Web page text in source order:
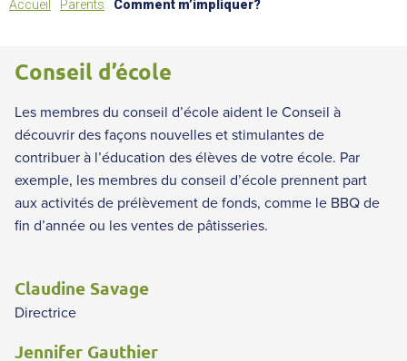
Accueil Parents Comment m’impliquer?
Conseil d’école
Les membres du conseil d’école aident le Conseil à
découvrir des façons nouvelles et stimulantes de
contribuer à l’éducation des élèves de votre école. Par
exemple, les membres du conseil d’école prennent part
aux activités de prélèvement de fonds, comme le BBQ de
fin d’année ou les ventes de pâtisseries.
Claudine Savage
Directrice
Jennifer Gauthier